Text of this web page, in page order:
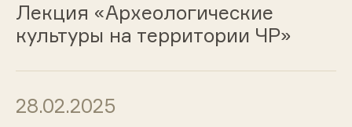
Лекция «Археологические
культуры на территории ЧР»
28.02.2025